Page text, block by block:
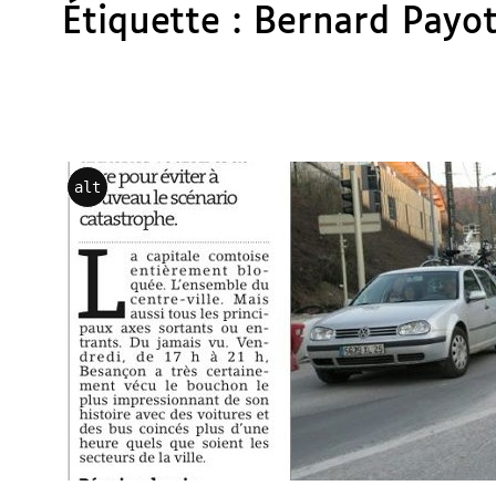
Étiquette : Bernard
alt